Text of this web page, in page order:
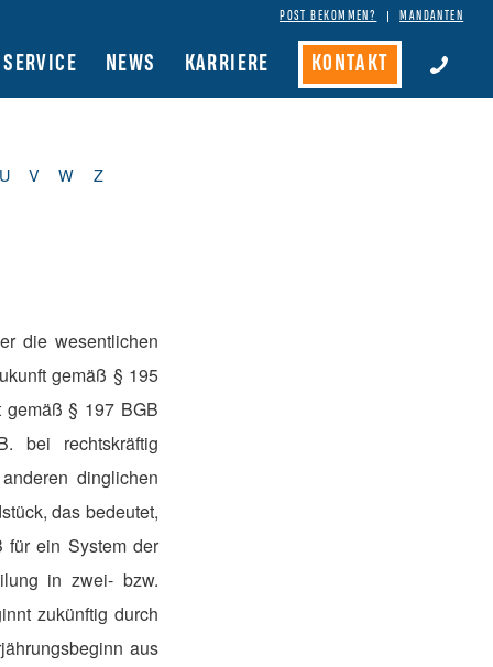
POST BEKOMMEN? MANDANTEN
SERVICE NEWS KARRIERE KONTAKT
V W Z
die wesentlichen
gemäß § 195
§ 197 BGB
bei rechtskräftig
dinglichen
das bedeutet,
für ein System der
in zwei- bzw.
zukünftig durch
aus